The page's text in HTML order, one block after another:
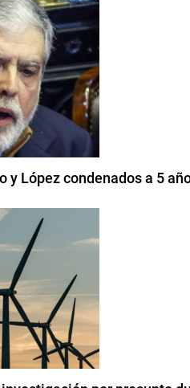
y López condenados a 5